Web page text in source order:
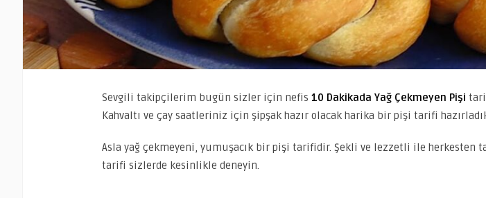
Sevgili takipçilerim bugün sizler için nefis 10 Dakikada Yağ Çekmeyen Pişi
Kahvaltı ve çay saatleriniz için şipşak hazır olacak harika bir pişi tarifi
Asla yağ çekmeyeni, yumuşacık bir pişi tarifidir. Şekli ve lezzetli ile herkesten
tarifi sizlerde kesinlikle deneyin.